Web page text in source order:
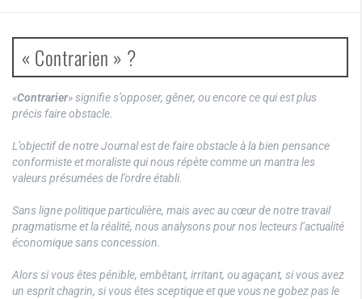
« Contrarien » ?
«Contrarier» signifie s’opposer, gêner, ou encore ce qui est plus
précis faire obstacle.
L’objectif de notre Journal est de faire obstacle à la bien pensance
conformiste et moraliste qui nous répète comme un mantra les
valeurs présumées de l’ordre établi.
Sans ligne politique particulière, mais avec au cœur de notre travail
pragmatisme et la réalité, nous analysons pour nos lecteurs l’actualité
économique sans concession.
Alors si vous êtes pénible, embêtant, irritant, ou agaçant, si vous avez
un esprit chagrin, si vous êtes sceptique et que vous ne gobez pas le